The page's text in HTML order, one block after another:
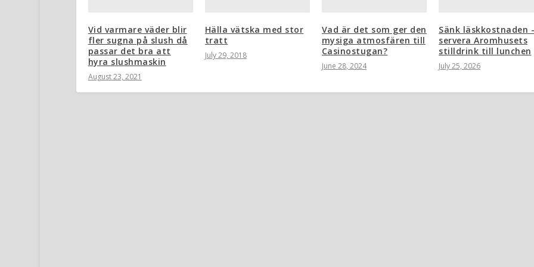
Vid varmare väder blir
fler sugna på slush då
passar det bra att
hyra slushmaskin
August 23, 2021
Hälla vätska med stor
tratt
July 29, 2018
Vad är det som ger den
mysiga atmosfären till
Casinostugan?
June 28, 2024
Sänk läskkostnaden
servera Aromhusets
stilldrink till lunchen
July 25, 2026